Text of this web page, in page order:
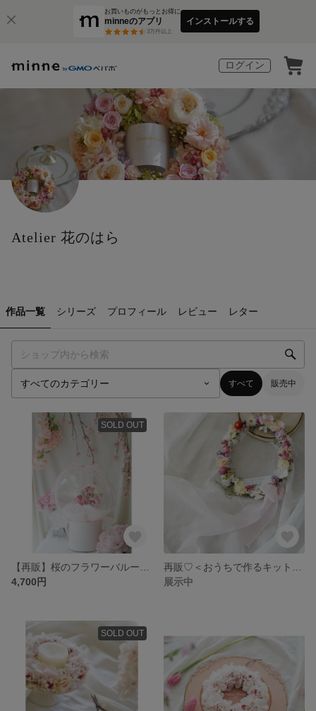
お買いものがもっとお得に
minneのアプリ
3万件以上
インストールする
ログイン
Atelier 花のはら
作品一覧 シリーズ プロフィール レビュー レター
すべて 販売中
SOLD OUT
4,700円
展示中
SOLD OUT